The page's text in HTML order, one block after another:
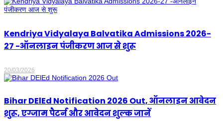
Kendriya Vidyalaya Balvatika Admissions 2026-
27 -ऑनलाइन पंजीकरण आज से शुरू
20/03/2026
Bihar DElEd Notification 2026 Out, ऑनलाइन आवेदन
शुरू, एग्जाम पैटर्न और आवेदन शुल्क जानें